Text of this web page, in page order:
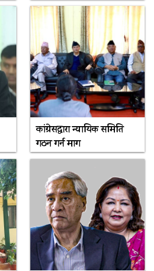
कांग्रेसद्वारा न्यायिक समिति
गठन गर्न माग